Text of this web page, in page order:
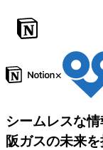
×
シームレスな
阪ガスの未来